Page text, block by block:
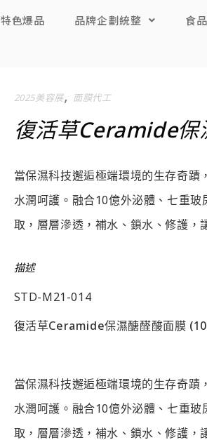
特色爆品 品牌企劃統整
食
2025美容展, 面膜代工
復活草Ceramide保
當保濕科技邂逅極端環境的生存奇
水潤呵護。融合10億外泌體、七重
取，層層滲透，補水、鎖水、修護，
描述
STD-M21-014
復活草Ceramide保濕醣醛酸面膜
當保濕科技邂逅極端環境的生存奇
水潤呵護。融合10億外泌體、七重
取，層層滲透，補水、鎖水、修護，